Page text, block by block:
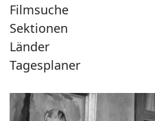
Filmsuche
Sektionen
Länder
Tagesplaner